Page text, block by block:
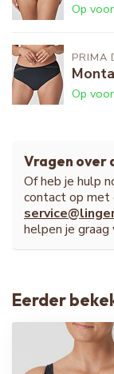
Op
PRIMA
Op
Vragen over
Of heb je hulp
contact op met
helpen je graag
Eerder